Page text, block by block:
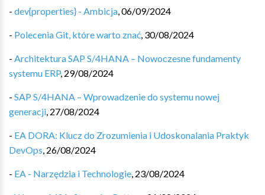
- dev{properties} - Ambicja,06/09/2024
- Polecenia Git, które warto znać, 30/08/2024
- Architektura SAP S/4HANA – Nowoczesne fundamenty
systemu ERP, 29/08/2024
- SAP S/4HANA – Wprowadzenie do systemu nowej
generacji, 27/08/2024
- EA DORA: Klucz do Zrozumienia i Udoskonalania Praktyk
DevOps, 26/08/2024
- EA - Narzędzia i Technologie, 23/08/2024